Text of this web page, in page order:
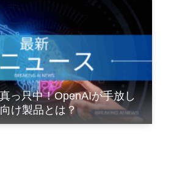
っ只中！OpenAIが手放し
け製品とは？